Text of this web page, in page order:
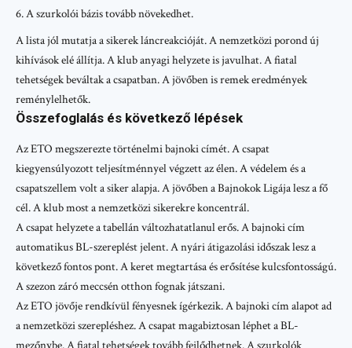
A szurkolói bázis tovább növekedhet.
A lista jól mutatja a sikerek láncreakcióját. A nemzetközi porond új
kihívások elé állítja. A klub anyagi helyzete is javulhat. A fiatal
tehetségek beváltak a csapatban. A jövőben is remek eredmények
reménylelhetők.
Összefoglalás és következő lépések
Az ETO megszerezte történelmi bajnoki címét. A csapat
kiegyensúlyozott teljesítménnyel végzett az élen. A védelem és a
csapatszellem volt a siker alapja. A jövőben a Bajnokok Ligája lesz a fő
cél. A klub most a nemzetközi sikerekre koncentrál.
A csapat helyzete a tabellán változhatatlanul erős. A bajnoki cím
automatikus BL-szereplést jelent. A nyári átigazolási időszak lesz a
következő fontos pont. A keret megtartása és erősítése kulcsfontosságú.
A szezon záró meccsén otthon fognak játszani.
Az ETO jövője rendkívül fényesnek ígérkezik. A bajnoki cím alapot ad
a nemzetközi szerepléshez. A csapat magabiztosan léphet a BL-